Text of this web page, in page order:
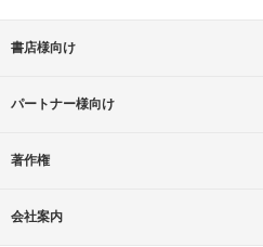
書店様向け
パートナー様向け
著作権
会社案内